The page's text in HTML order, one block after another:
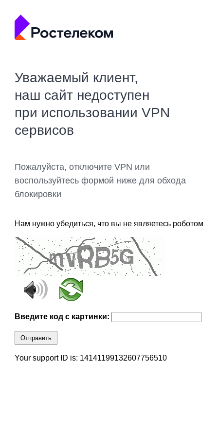
Уважаемый клиент,
наш сайт недоступен
при использовании VPN
сервисов
Пожалуйста, отключите VPN или
воспользуйтесь формой ниже для обхода
блокировки
Нам нужно убедиться, что вы не являетесь роботом
Введите код с картинки:
Отправить
Your support ID is: 14141199132607756510